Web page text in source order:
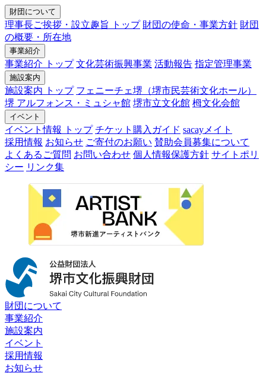
財団について
理事長ご挨拶・設立趣旨 トップ 財団の使命・事業方針 財団
の概要・所在地
事業紹介
事業紹介 トップ 文化芸術振興事業 活動報告 指定管理事業
施設案内
施設案内 トップ フェニーチェ堺（堺市民芸術文化ホール）
堺 アルフォンス・ミュシャ館 堺市立文化館 栂文化会館
イベント
イベント情報 トップ チケット購入ガイド sacayメイト
採用情報 お知らせ ご寄付のお願い 賛助会員募集について
よくあるご質問 お問い合わせ 個人情報保護方針 サイトポリ
シー リンク集
財団について
事業紹介
施設案内
イベント
採用情報
お知らせ